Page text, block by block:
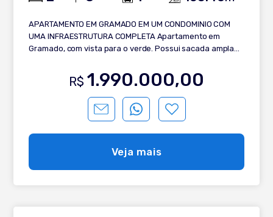
APARTAMENTO EM GRAMADO EM UM CONDOMINIO COM
UMA INFRAESTRUTURA COMPLETA Apartamento em
Gramado, com vista para o verde. Possui sacada ampla
Ideal para quem busca exclusividade em um condomínio
de alto padrão. Conheça: - 2 suítes; - Lavabo; - Living
integrado com SACADA AMPLA EM L e VISTA PARA O
VERDE; - Cozinha com churrasqueira; - Área de serviço; -
Espera para splits, calefação e água quente; -
Esquadrias em PVC; - Vidros duplos; - Vaga de garagem.
Entre em contato e saiba mais!
R$ 1.990.000,00
Veja mais